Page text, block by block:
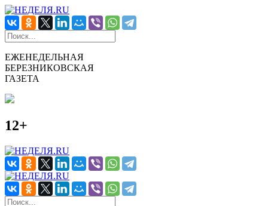
ЕЖЕНЕДЕЛЬНАЯ
БЕРЕЗНИКОВСКАЯ
ГАЗЕТА
12+